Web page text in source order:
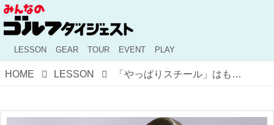
LESSON GEAR TOUR EVENT PLAY
HOME LESSON 「やっぱりスチール」はもう固定観念!? 一度は試したい、アイアン用カーボンシャフトの話【100切り】